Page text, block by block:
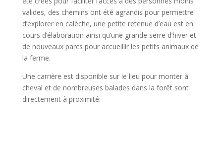
valides, des chemins ont été agrandis pour permettre
d’explorer en calèche, une petite retenue d’eau est en
cours d’élaboration ainsi qu’une grande serre d’hiver et
de nouveaux parcs pour accueillir les petits animaux de
la ferme.
Une carrière est disponible sur le lieu pour monter à
cheval et de nombreuses balades dans la forêt sont
directement à proximité.